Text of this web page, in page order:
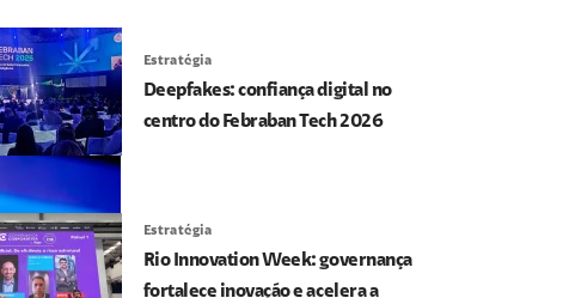
Estratégia
Deepfakes: confiança digital no
centro do Febraban Tech 2026
Estratégia
Rio Innovation Week: governança
fortalece inovação e acelera a